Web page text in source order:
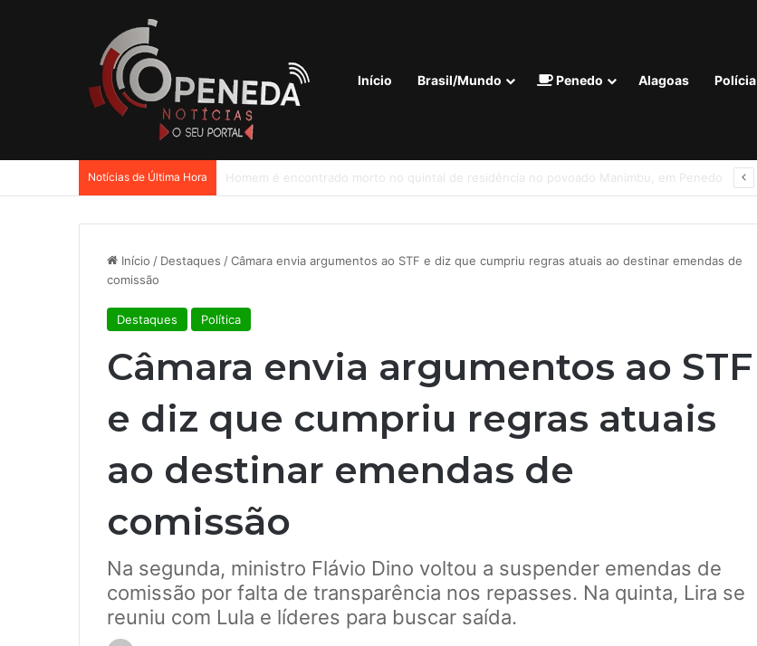
Início Brasil/Mundo Penedo Alagoas Polícia
Notícias de Última Hora Homem com tornozeleira eletrônica é preso em flagrante por importunação sexual em condomínio de Arapiraca
Início / Destaques /Câmara envia argumentos ao STF e diz que cumpriu regras atuais ao destinar emendas de
comissão
Destaques Política
Câmara envia argumentos ao STF
e diz que cumpriu regras atuais
ao destinar emendas de
comissão
Na segunda, ministro Flávio Dino voltou a suspender emendas de
comissão por falta de transparência nos repasses. Na quinta, Lira se
reuniu com Lula e líderes para buscar saída.